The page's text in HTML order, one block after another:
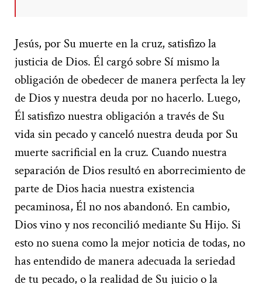
Jesús, por Su muerte en la cruz, satisfizo la
justicia de Dios. Él cargó sobre Sí mismo la
obligación de obedecer de manera perfecta la ley
de Dios y nuestra deuda por no hacerlo. Luego,
Él satisfizo nuestra obligación a través de Su
vida sin pecado y canceló nuestra deuda por Su
muerte sacrificial en la cruz. Cuando nuestra
separación de Dios resultó en aborrecimiento de
parte de Dios hacia nuestra existencia
pecaminosa, Él no nos abandonó. En cambio,
Dios vino y nos reconcilió mediante Su Hijo. Si
esto no suena como la mejor noticia de todas, no
has entendido de manera adecuada la seriedad
de tu pecado, o la realidad de Su juicio o la